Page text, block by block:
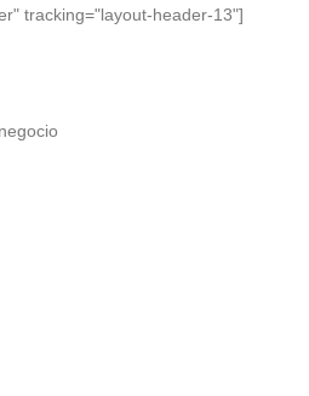
tracking="layout-header-13"]